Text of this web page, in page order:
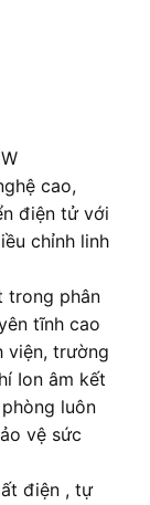
cao,
điện tử với
chỉnh linh
trong phân
tĩnh cao
viện, trường
Ion âm kết
luôn
vệ sức
điện , tự